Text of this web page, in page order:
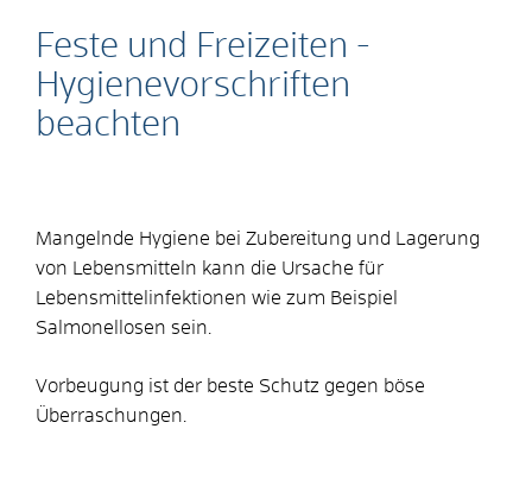
Feste und Freizeiten -
Hygienevorschriften
beachten
Mangelnde Hygiene bei Zubereitung und Lagerung
von Lebensmitteln kann die Ursache für
Lebensmittelinfektionen wie zum Beispiel
Salmonellosen sein.
Vorbeugung ist der beste Schutz gegen böse
Überraschungen.